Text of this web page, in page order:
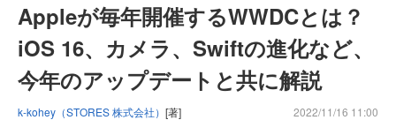
Appleが毎年開催するWWDCとは？
iOS 16、カメラ、Swiftの進化など、
今年のアップデートと共に解説
k-kohey（STORES 株式会社） [著] 2022/11/16 11:00